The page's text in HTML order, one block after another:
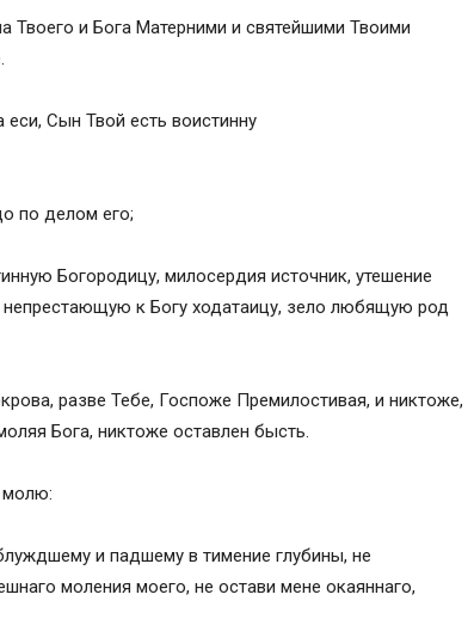
и Бога Матерними и святейшими Твоими
Сын Твой есть воистинну
по делом его;
Богородицу, милосердия источник, утешение
к Богу ходатаицу, зело любящую род
разве Тебе, Госпоже Премилостивая, и никтоже,
Бога, никтоже оставлен бысть.
молю:
и падшему в тимение глубины, не
моления моего, не остави мене окаяннаго,